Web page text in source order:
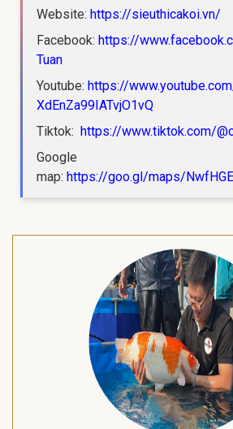
Website: https://sieuthicakoi.vn/
Facebook: https://
Tuan
Youtube: https://
XdEnZa99IATvjO1vQ
Tiktok: https://www.tiktok.com/
Google
map: https://goo.gl/maps/